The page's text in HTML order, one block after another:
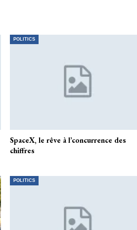
POLITICS
SpaceX, le rêve à l’concurrence des
chiffres
POLITICS